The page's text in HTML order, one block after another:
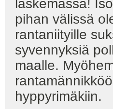
laskemassa!
pihan välissä
rantaniityille
syvennyksiä
maalle.
hyppyrimäkiin.